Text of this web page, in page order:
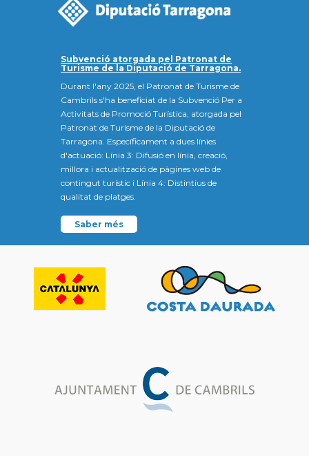
Subvenció atorgada pel Patronat de
Turisme de la Diputació de Tarragona.
Durant l'any 2025, el Patronat de Turisme de
Cambrils s'ha beneficiat de la Subvenció Per a
Activitats de Promoció Turística, atorgada pel
Patronat de Turisme de la Diputació de
Tarragona. Específicament a dues línies
d'actuació: Línia 3: Difusió en línia, creació,
millora i actualització de pàgines web de
contingut turístic i Línia 4: Distintius de
qualitat de platges.
Saber més